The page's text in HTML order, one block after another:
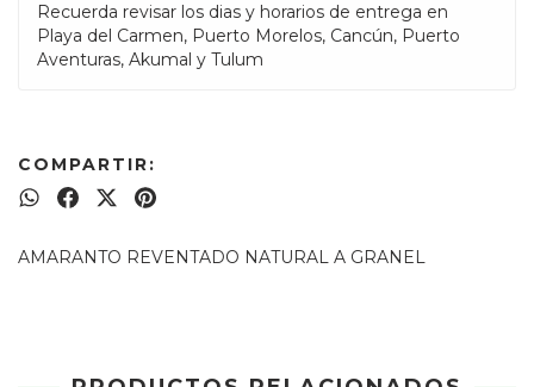
Recuerda revisar los dias y horarios de entrega en
Playa del Carmen, Puerto Morelos, Cancún, Puerto
Aventuras, Akumal y Tulum
COMPARTIR:
AMARANTO REVENTADO NATURAL A GRANEL